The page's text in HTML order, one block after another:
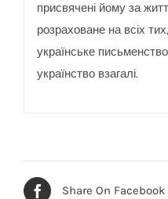
присвячені йому за
розраховане на всіх
українське
українство взагалі.
Share On Facebook